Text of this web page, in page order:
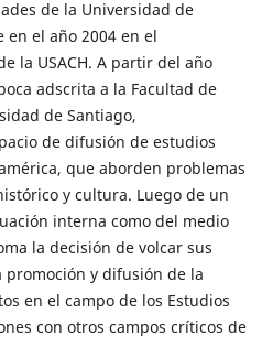
de la Universidad de
en el año 2004 en el
la USACH. A partir del año
adscrita a la Facultad de
de Santiago,
de difusión de estudios
que aborden problemas
y cultura. Luego de un
interna como del medio
la decisión de volcar sus
promoción y difusión de la
en el campo de los Estudios
con otros campos críticos de